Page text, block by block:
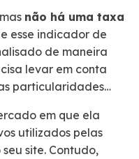
não há uma taxa
esse indicador de
de maneira
levar em conta
particularidades…
em que ela
utilizados pelas
site. Contudo,